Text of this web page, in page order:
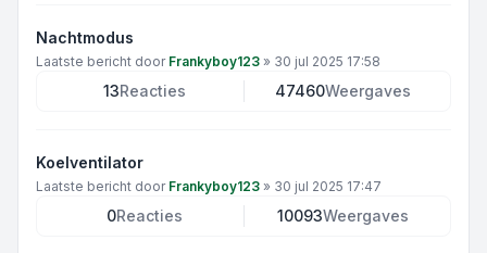
Nachtmodus
Laatste bericht door Frankyboy123 » 30 jul 2025 17:58
13Reacties 47460Weergaves
Koelventilator
Laatste bericht door Frankyboy123 » 30 jul 2025 17:47
0Reacties 10093Weergaves